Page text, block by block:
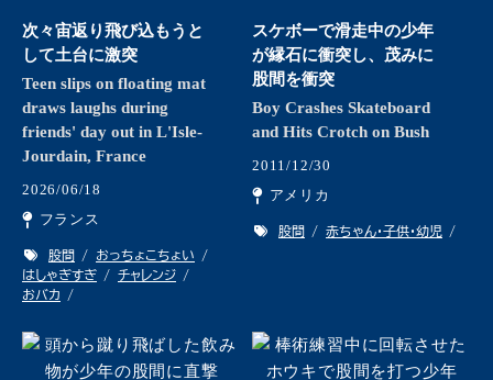
次々宙返り飛び込もうと
して土台に激突
Teen slips on floating mat
draws laughs during
friends' day out in L'Isle-
Jourdain, France
2026/06/18
フランス
股間
おっちょこちょい
はしゃぎすぎ
チャレンジ
おバカ
スケボーで滑走中の少年
が縁石に衝突し、茂みに
股間を衝突
Boy Crashes Skateboard
and Hits Crotch on Bush
2011/12/30
アメリカ
股間 赤ちゃん・子供・幼児